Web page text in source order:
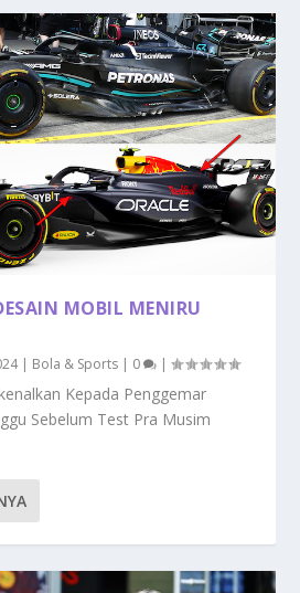
MOBIL MENIRU
| Bola & Sports | 0 |
Kepada Penggemar
Sebelum Test Pra Musim